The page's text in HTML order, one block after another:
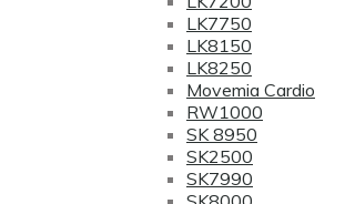
LK7750
LK8150
LK8250
Movemia Cardio
RW1000
SK 8950
SK2500
SK7990